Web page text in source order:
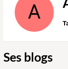
A
Ses blogs